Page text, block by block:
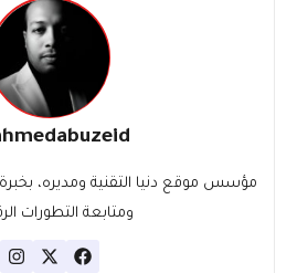
مؤسس موقع دنيا التقنية ومديره، بخبرة
ومتابعة التطورات